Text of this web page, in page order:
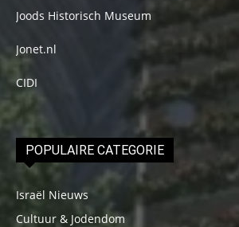
Joods Historisch Museum
Jonet.nl
CIDI
POPULAIRE CATEGORIE
Israël Nieuws
Cultuur & Jodendom